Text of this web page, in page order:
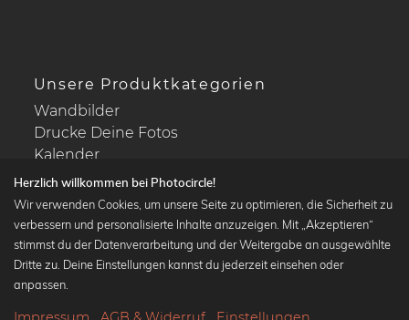
Unsere Produktkategorien
Wandbilder
Drucke Deine Fotos
Kalender
Beliebte Kollektionen
Wandbilder in schwarz-weiß
Herzlich willkommen bei Photocircle!
Wir verwenden Cookies, um unsere Seite zu optimieren, die Sicherheit zu
verbessern und personalisierte Inhalte anzuzeigen. Mit „Akzeptieren“
stimmst du der Datenverarbeitung und der Weitergabe an ausgewählte
Dritte zu. Deine Einstellungen kannst du jederzeit einsehen oder
anpassen.